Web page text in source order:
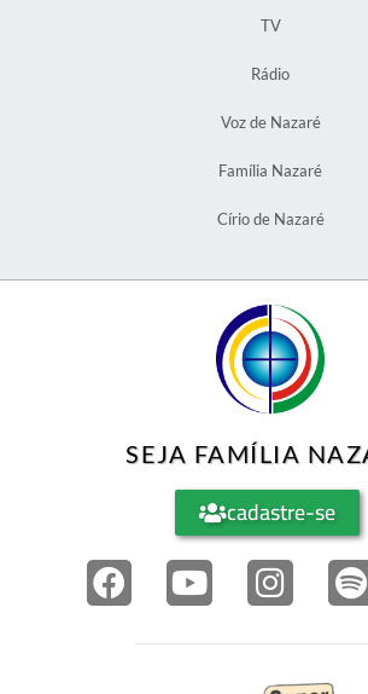
TV
Rádio
Voz de Nazaré
Família Nazaré
Círio de Nazaré
SEJA FAMÍLIA
cadastre-se